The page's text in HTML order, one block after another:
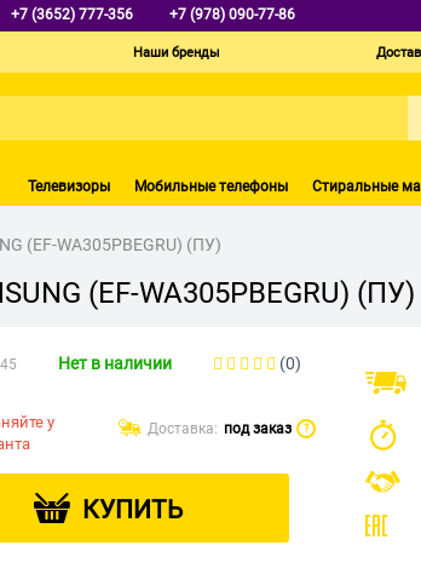
+7 (3652) 777-356 +7 (978) 090-77-86
Наши бренды
Телевизоры Мобильные телефоны Стиральные
(EF-WA305PBEGRU) (ПУ)
(EF-WA305PBEGRU) (ПУ)
Нет в наличии (0)
у
Доставка: под заказ ?
КУПИТЬ